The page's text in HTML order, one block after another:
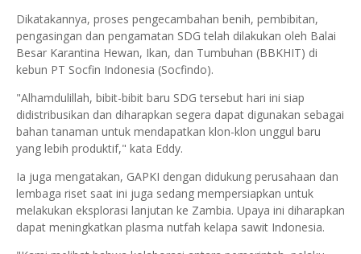
Dikatakannya, proses pengecambahan benih, pembibitan,
pengasingan dan pengamatan SDG telah dilakukan oleh Balai
Besar Karantina Hewan, Ikan, dan Tumbuhan (BBKHIT) di
kebun PT Socfin Indonesia (Socfindo).
"Alhamdulillah, bibit-bibit baru SDG tersebut hari ini siap
didistribusikan dan diharapkan segera dapat digunakan sebagai
bahan tanaman untuk mendapatkan klon-klon unggul baru
yang lebih produktif," kata Eddy.
Ia juga mengatakan, GAPKI dengan didukung perusahaan dan
lembaga riset saat ini juga sedang mempersiapkan untuk
melakukan eksplorasi lanjutan ke Zambia. Upaya ini diharapkan
dapat meningkatkan plasma nutfah kelapa sawit Indonesia.